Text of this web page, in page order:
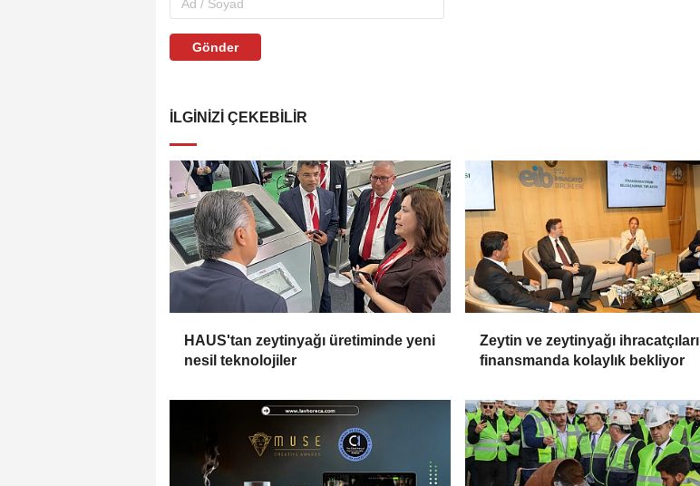
Gönder
İLGINIZI ÇEKEBILIR
HAUS'tan zeytinyağı üretiminde yeni
nesil teknolojiler
Zeytin ve zeytinyağı ihracatçıları
finansmanda kolaylık bekliyor